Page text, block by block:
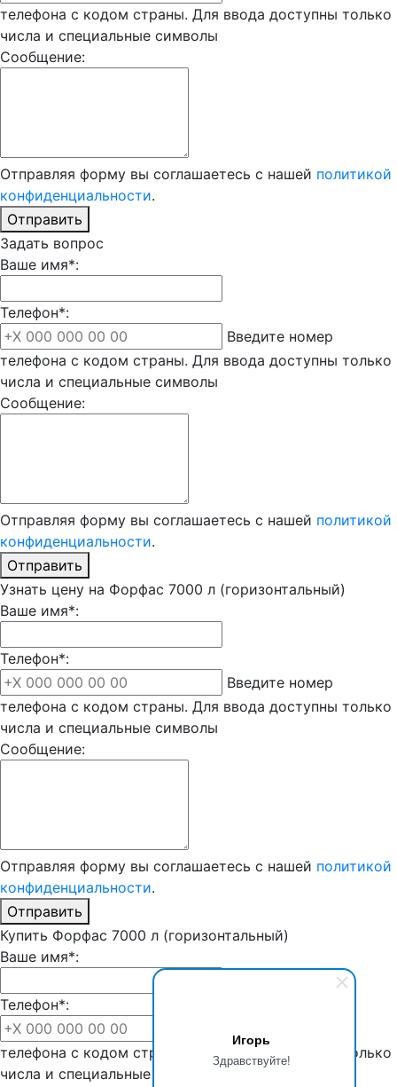
Игорь
Здравствуйте!
телефона с кодом страны. Для ввода доступны только
числа и специальные символы
Сообщение:
Отправляя форму вы соглашаетесь с нашей политикой
конфиденциальности.
Отправить
Задать вопрос
Ваше имя*:
Телефон*:
Введите номер
телефона с кодом страны. Для ввода доступны только
числа и специальные символы
Сообщение:
Отправляя форму вы соглашаетесь с нашей политикой
конфиденциальности.
Отправить
Узнать цену на Форфас 7000 л (горизонтальный)
Ваше имя*:
Телефон*:
Введите номер
телефона с кодом страны. Для ввода доступны только
числа и специальные символы
Сообщение:
Отправляя форму вы соглашаетесь с нашей политикой
конфиденциальности.
Отправить
Купить Форфас 7000 л (горизонтальный)
Ваше имя*:
Телефон*:
телефона с кодом страны. Для ввода доступны только
числа и специальные символы